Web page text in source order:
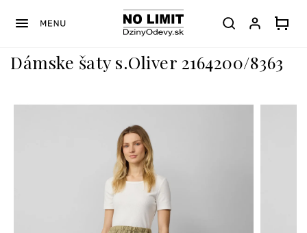
Dámske šaty s.Oliver 2164200/8363